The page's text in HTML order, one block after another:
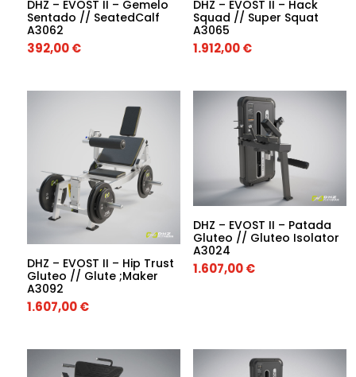
DHZ – EVOST II – Gemelo
Sentado // SeatedCalf
A3062
392,00€
DHZ – EVOST II – Hack
Squad // Super Squat
A3065
1.912,00€
DHZ – EVOST II – Hip Trust
Gluteo // Glute ;Maker
A3092
1.607,00€
DHZ – EVOST II – Patada
Gluteo // Gluteo Isolator
A3024
1.607,00€